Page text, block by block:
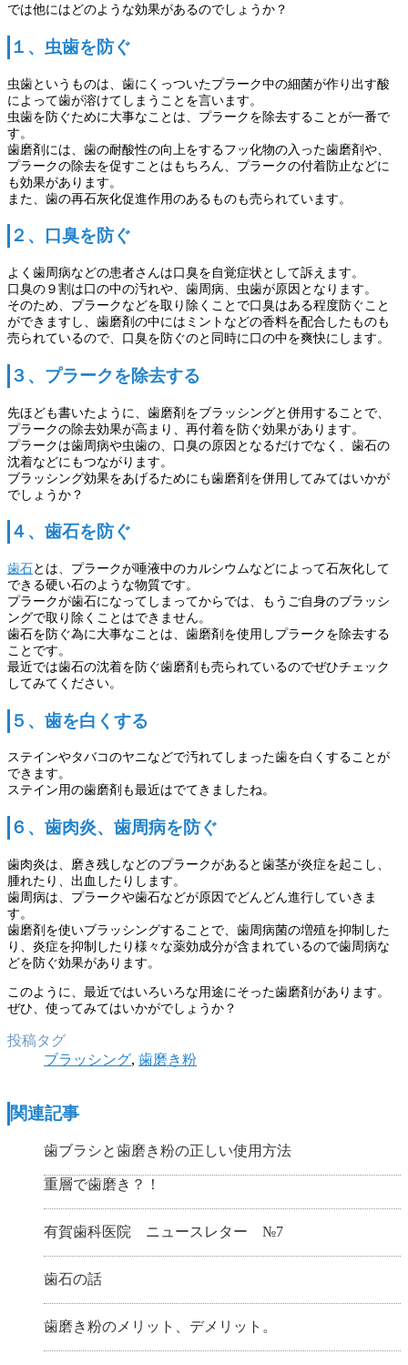
では他にはどのような効果があるのでしょうか？
１、虫歯を防ぐ
虫歯というものは、歯にくっついたプラーク中の細菌が作り出す酸
によって歯が溶けてしまうことを言います。
虫歯を防ぐために大事なことは、プラークを除去することが一番で
す。
歯磨剤には、歯の耐酸性の向上をするフッ化物の入った歯磨剤や、
プラークの除去を促すことはもちろん、プラークの付着防止などに
も効果があります。
また、歯の再石灰化促進作用のあるものも売られています。
２、口臭を防ぐ
よく歯周病などの患者さんは口臭を自覚症状として訴えます。
口臭の９割は口の中の汚れや、歯周病、虫歯が原因となります。
そのため、プラークなどを取り除くことで口臭はある程度防ぐこと
ができますし、歯磨剤の中にはミントなどの香料を配合したものも
売られているので、口臭を防ぐのと同時に口の中を爽快にします。
３、プラークを除去する
先ほども書いたように、歯磨剤をブラッシングと併用することで、
プラークの除去効果が高まり、再付着を防ぐ効果があります。
プラークは歯周病や虫歯の、口臭の原因となるだけでなく、歯石の
沈着などにもつながります。
ブラッシング効果をあげるためにも歯磨剤を併用してみてはいかが
でしょうか？
４、歯石を防ぐ
歯石 とは、プラークが唾液中のカルシウムなどによって石灰化して
できる硬い石のような物質です。
プラークが歯石になってしまってからでは、もうご自身のブラッシ
ングで取り除くことはできません。
歯石を防ぐ為に大事なことは、歯磨剤を使用しプラークを除去する
ことです。
最近では歯石の沈着を防ぐ歯磨剤も売られているのでぜひチェック
してみてください。
５、歯を白くする
ステインやタバコのヤニなどで汚れてしまった歯を白くすることが
できます。
ステイン用の歯磨剤も最近はでてきましたね。
６、歯肉炎、歯周病を防ぐ
歯肉炎は、磨き残しなどのプラークがあると歯茎が炎症を起こし、
腫れたり、出血したりします。
歯周病は、プラークや歯石などが原因でどんどん進行していきま
す。
歯磨剤を使いブラッシングすることで、歯周病菌の増殖を抑制した
り、炎症を抑制したり様々な薬効成分が含まれているので歯周病な
どを防ぐ効果があります。
このように、最近ではいろいろな用途にそった歯磨剤があります。
ぜひ、使ってみてはいかがでしょうか？
投稿タグ
ブラッシング, 歯磨き粉
関連記事
歯ブラシと歯磨き粉の正しい使用方法
重層で歯磨き？！
有賀歯科医院 ニュースレター №7
歯石の話
歯磨き粉のメリット、デメリット。